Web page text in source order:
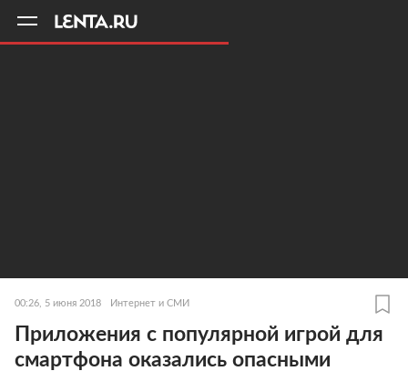
00:26, 5 июня 2018 Интернет и СМИ
Приложения с популярной игрой для
смартфона оказались опасными